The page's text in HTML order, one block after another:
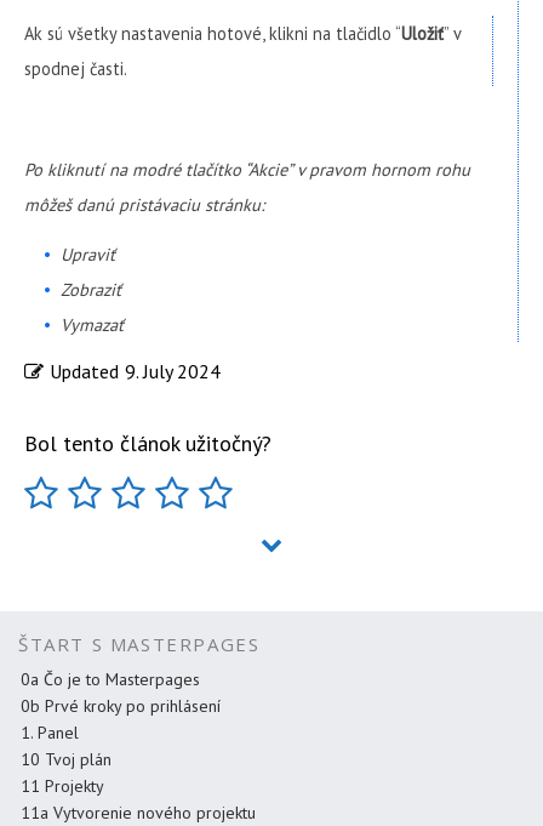
ŠTART S MASTERPAGES
0a Čo je to Masterpages
0b Prvé kroky po prihlásení
1. Panel
10 Tvoj plán
11 Projekty
11a Vytvorenie nového projektu
Ak sú všetky nastavenia hotové, klikni na tlačidlo “Uložiť” v
spodnej časti.
Po kliknutí na modré tlačítko “Akcie” v pravom hornom rohu
môžeš danú pristávaciu stránku:
Upraviť
Zobraziť
Vymazať
Updated 9. July 2024
Bol tento článok užitočný?